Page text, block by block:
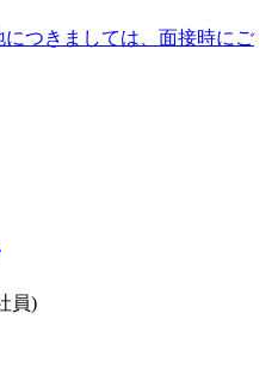
つきましては、面接時にご
員)